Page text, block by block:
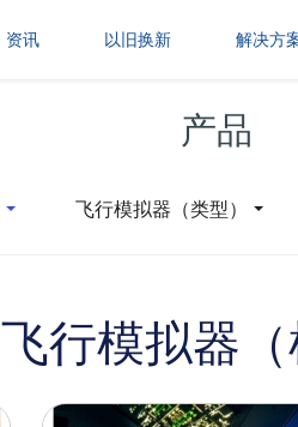
资讯 以旧换新 解决方
产品
飞行模拟器（类型）
飞行模拟器（